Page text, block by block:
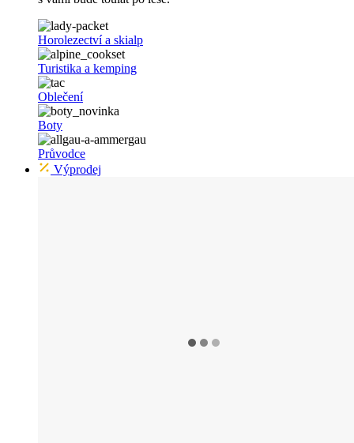
Horolezectví a skialp
Turistika a kemping
Oblečení
Boty
Průvodce
Výprodej